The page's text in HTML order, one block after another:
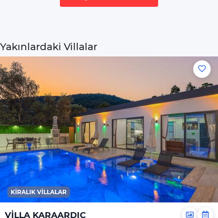
İnternet
Ücretsizdir
Hizmetler
Ortak Salon/TV Alanı
Özel Havuz
Jakuzi
Genel
Çamaşır Makinesi
Saç Kurutma
Yakınlardaki Villalar
KIRALIK VILLALAR
VİLLA KARAARDIÇ